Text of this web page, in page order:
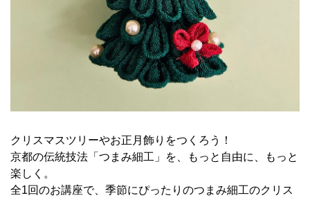
クリスマスツリーやお正月飾りをつくろう！
京都の伝統技法「つまみ細工」を、もっと自由に、もっと
楽しく。
全1回のお講座で、季節にぴったりのつまみ細工のクリス